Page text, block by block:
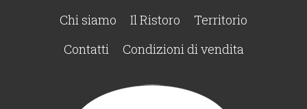
Chi siamo
Il Ristoro
Territorio
Contatti
Condizioni di vendita